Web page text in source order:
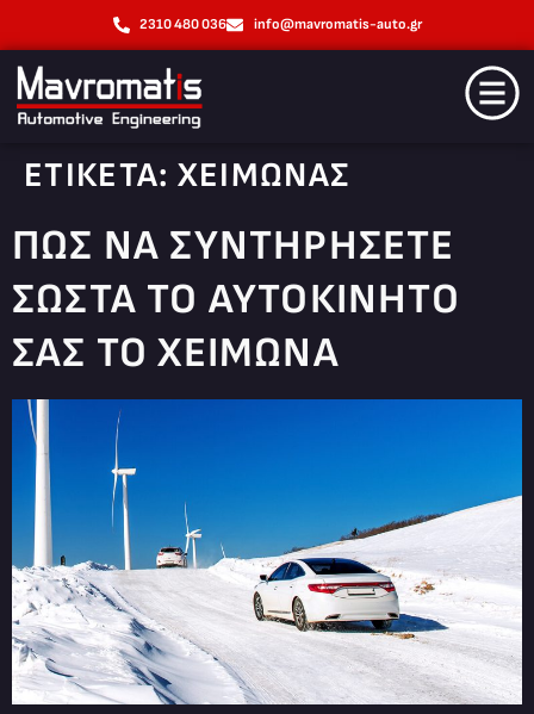
2310 480 036 info@mavromatis-auto.gr
ΕΤΙΚΈΤΑ: ΧΕΙΜΩΝΑΣ
ΠΏΣ ΝΑ ΣΥΝΤΗΡΉΣΕΤΕ
ΣΩΣΤΆ ΤΟ ΑΥΤΟΚΊΝΗΤΟ
ΣΑΣ ΤΟ ΧΕΙΜΏΝΑ